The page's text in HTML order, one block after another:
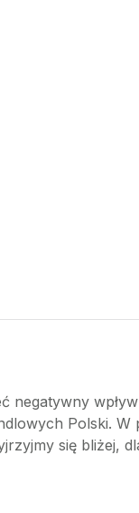
negatywny
Polski.
się bliżej,